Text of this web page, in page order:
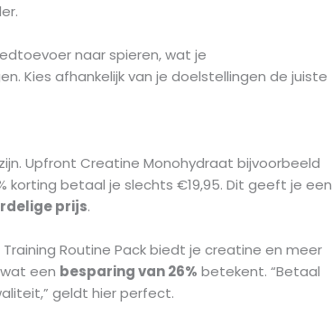
naar spieren, wat je
Kies afhankelijk van je doelstellingen de juiste
Upfront Creatine Monohydraat bijvoorbeeld
korting betaal je slechts €19,95. Dit geeft je een
prijs.
Routine Pack biedt je creatine en meer
een besparing van 26% betekent. “Betaal
geldt hier perfect.